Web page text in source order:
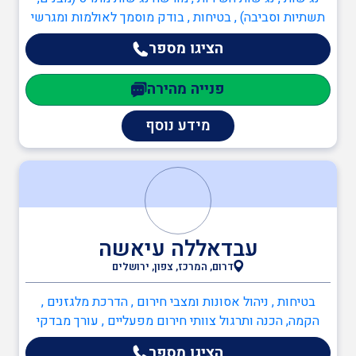
תשתיות וסביבה) , בטיחות , בודק מוסמך לאולמות ומגרשי
ספורט , עורך מבדקי בטיחות במוסדות חינוך , מדריך עבודה
בגובה , מהנדס בטיחות , ממונה בטיחות בעבודה , ממונה
בטיחות אש , כיבוי אש , כתיבה/עדכון תיק שטח ,
כתיבה/עדכון תיק מפעל , תכנון מערכי בטיחות אש , יועץ
בטיחות אש , ממונה בטיחות אש , מהנדסים והנדסאים ,
הנדסאי אדריכלות ועיצוב פנים , מהנדסי בטיחות
הציגו מספר
פנייה מהירה
מידע נוסף
עבדאללה עיאשה
דרום, המרכז, צפון, ירושלים
בטיחות , ניהול אסונות ומצבי חירום , הדרכת מלגזנים ,
הקמה, הכנה ותרגול צוותי חירום מפעליים , עורך מבדקי
בטיחות במוסדות חינוך , מדריך עבודה בגובה , ממונה